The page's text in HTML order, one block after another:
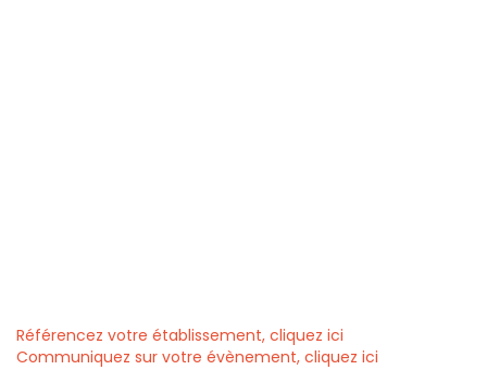
Référencez votre établissement, cliquez ici
Communiquez sur votre évènement, cliquez ici